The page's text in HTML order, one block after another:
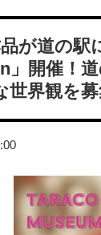
が道の駅
」開催！
世界観を